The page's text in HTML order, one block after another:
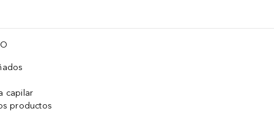
capilar
productos